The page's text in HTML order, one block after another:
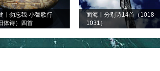
丨勿忘我·小彊歌行
体诗）四首
面海丨分别诗14首（1018-
1031）